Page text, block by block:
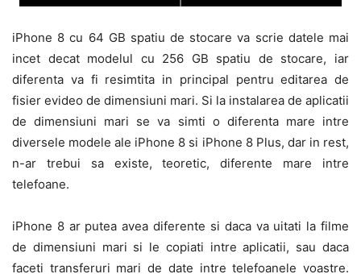
iPhone 8 cu 64 GB spatiu de stocare va scrie datele mai
incet decat modelul cu 256 GB spatiu de stocare, iar
diferenta va fi resimtita in principal pentru editarea de
fisier evideo de dimensiuni mari. Si la instalarea de aplicatii
de dimensiuni mari se va simti o diferenta mare intre
diversele modele ale iPhone 8 si iPhone 8 Plus, dar in rest,
n-ar trebui sa existe, teoretic, diferente mare intre
telefoane.
iPhone 8 ar putea avea diferente si daca va uitati la filme
de dimensiuni mari si le copiati intre aplicatii, sau daca
faceti transferuri mari de date intre telefoanele voastre.